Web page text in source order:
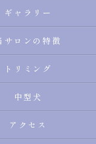
ギャラリー
サロンの特徴
トリミング
中型犬
アクセス